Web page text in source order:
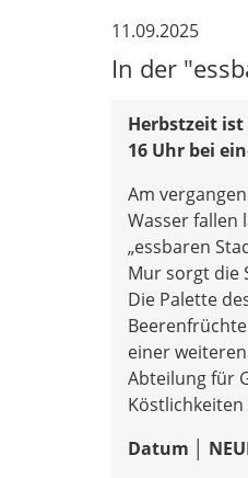
11.09.2025
In der
Herbstzeit
16 Uhr bei
Am
Wasser fallen
„essbaren
Mur sorgt die
Die Palette
einer
Abteilung für
Datum │